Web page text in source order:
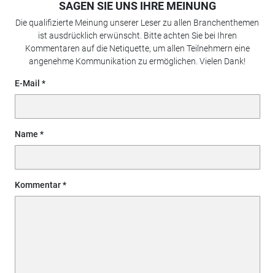
SAGEN SIE UNS IHRE MEINUNG
Die qualifizierte Meinung unserer Leser zu allen Branchenthemen
ist ausdrücklich erwünscht. Bitte achten Sie bei Ihren
Kommentaren auf die Netiquette, um allen Teilnehmern eine
angenehme Kommunikation zu ermöglichen. Vielen Dank!
E-Mail
Name
Kommentar